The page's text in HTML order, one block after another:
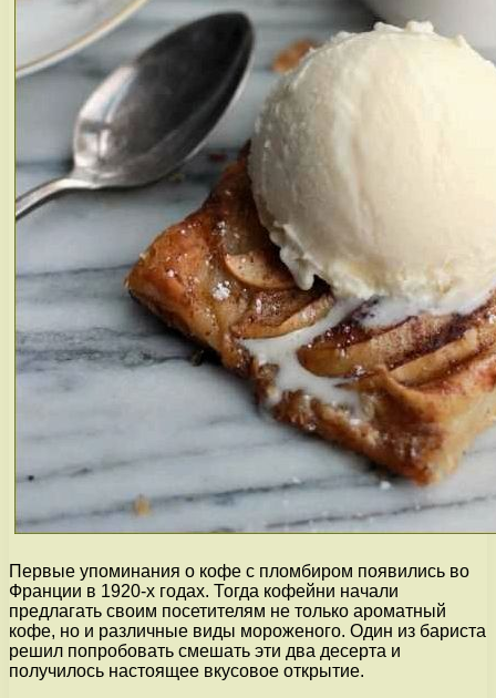
Первые упоминания о кофе с пломбиром появились во
Франции в 1920-х годах. Тогда кофейни начали
предлагать своим посетителям не только ароматный
кофе, но и различные виды мороженого. Один из бариста
решил попробовать смешать эти два десерта и
получилось настоящее вкусовое открытие.